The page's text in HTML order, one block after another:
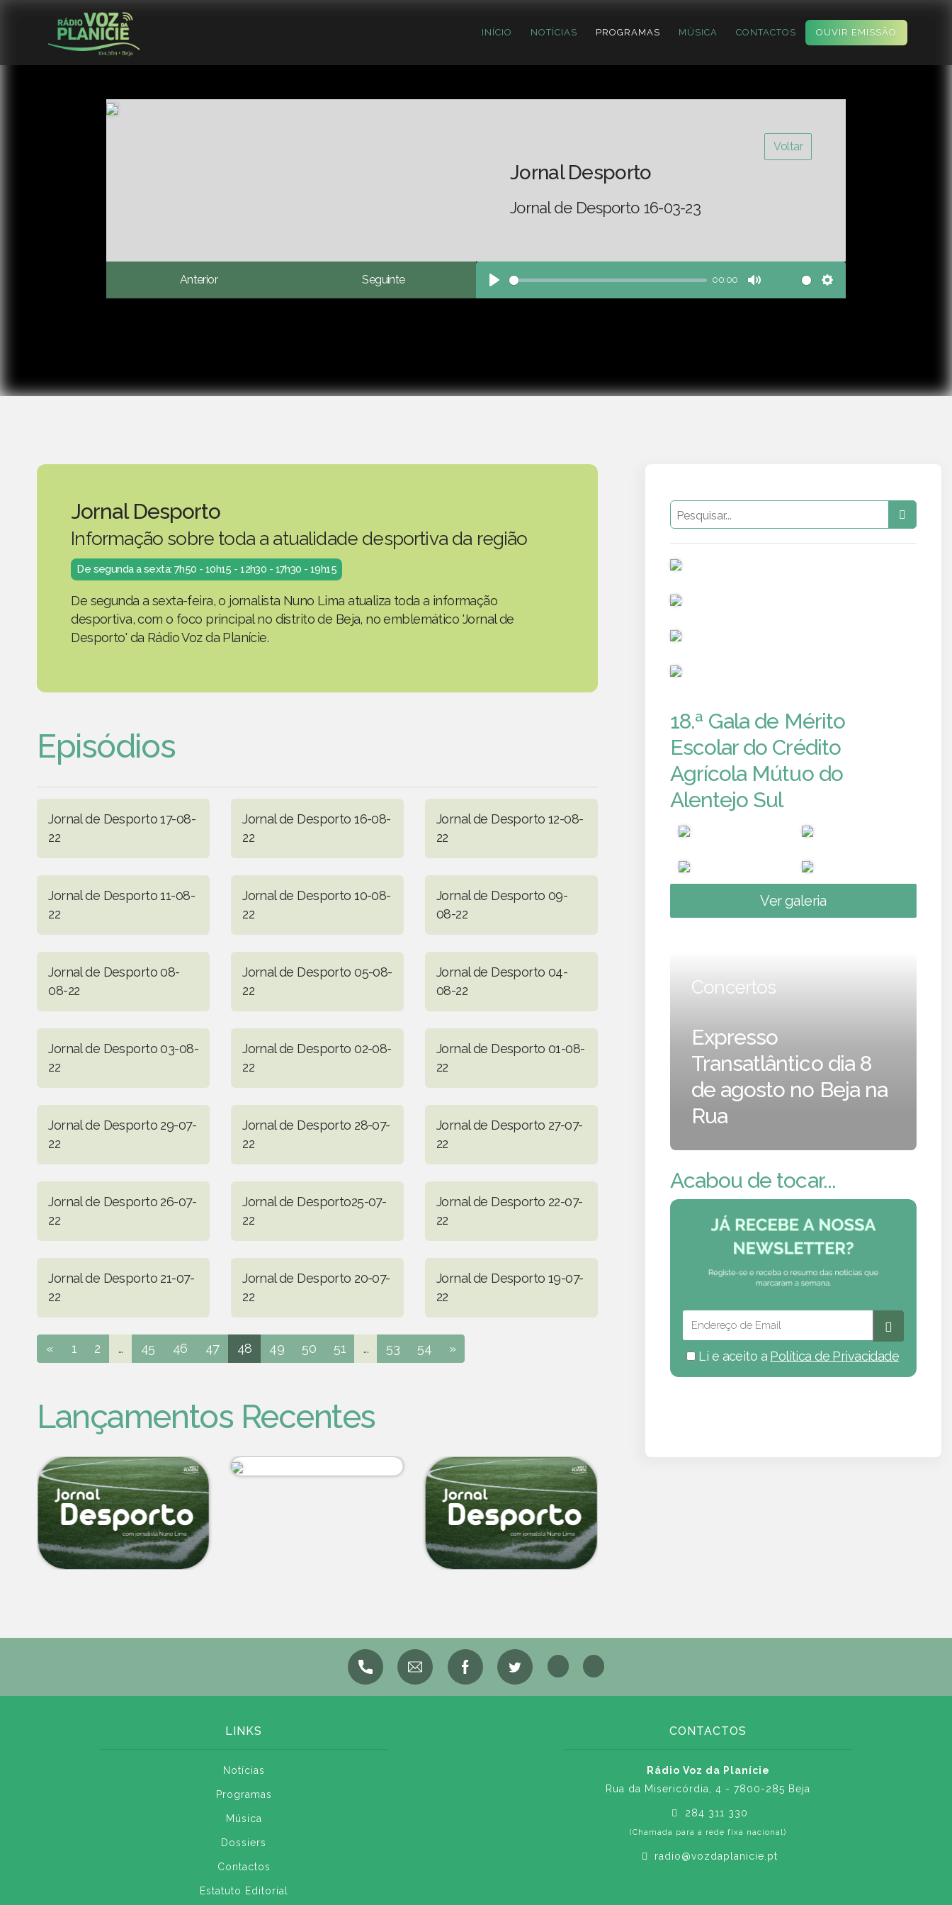
INÍCIO NOTÍCIAS PROGRAMAS MÚSICA CONTACTOS OUVIR EMISSÃO
Voltar
Jornal Desporto
Jornal de Desporto 16-03-23
Anterior Seguinte
Play
00:00
Mute Settings
Jornal Desporto
Informação sobre toda a atualidade desportiva da região
De segunda a sexta: 7h50 - 10h15 - 12h30 - 17h30 - 19h15
De segunda a sexta-feira, o jornalista Nuno Lima atualiza toda a informação
desportiva, com o foco principal no distrito de Beja, no emblemático 'Jornal de
Desporto' da Rádio Voz da Planície.
Episódios
Jornal de Desporto 17-08-
22
Jornal de Desporto 16-08-
22
Jornal de Desporto 12-08-
22
Jornal de Desporto 11-08-
22
Jornal de Desporto 10-08-
22
Jornal de Desporto 09-
08-22
Jornal de Desporto 08-
08-22
Jornal de Desporto 05-08-
22
Jornal de Desporto 04-
08-22
Jornal de Desporto 03-08-
22
Jornal de Desporto 02-08-
22
Jornal de Desporto 01-08-
22
Jornal de Desporto 29-07-
22
Jornal de Desporto 28-07-
22
Jornal de Desporto 27-07-
22
Jornal de Desporto 26-07-
22
Jornal de Desporto25-07-
22
Jornal de Desporto 22-07-
22
Jornal de Desporto 21-07-
22
Jornal de Desporto 20-07-
22
Jornal de Desporto 19-07-
22
« 1 2 ... 45 46 47 48 49 50 51 ... 53 54 »
Lançamentos Recentes
18.ª Gala de Mérito
Escolar do Crédito
Agrícola Mútuo do
Alentejo Sul
Ver galeria
Concertos
Expresso
Transatlântico dia 8
de agosto no Beja na
Rua
Acabou de tocar...
Li e aceito a Política de Privacidade
LINKS
Notícias
Programas
Música
Dossiers
Contactos
Estatuto Editorial
CONTACTOS
Rádio Voz da Planície
Rua da Misericórdia, 4 - 7800-285 Beja
284 311 330
(Chamada para a rede fixa nacional)
radio@vozdaplanicie.pt